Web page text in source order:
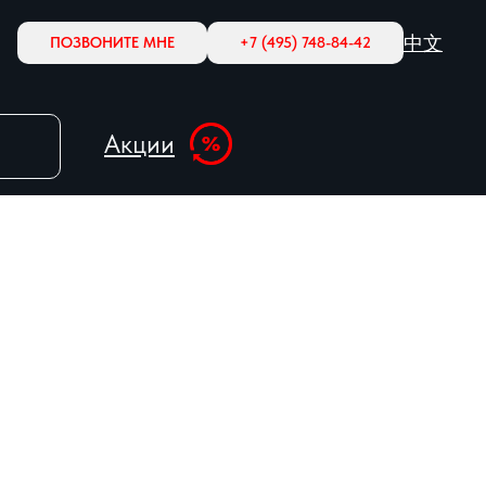
ПОЗВОНИТЕ МНЕ +7 (495) 748-84-42 中文
Акции